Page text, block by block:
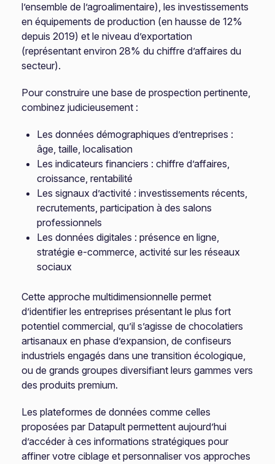
l’ensemble de l’agroalimentaire), les investissements
en équipements de production (en hausse de 12%
depuis 2019) et le niveau d’exportation
(représentant environ 28% du chiffre d’affaires du
secteur).
Pour construire une base de prospection pertinente,
combinez judicieusement :
Les données démographiques d’entreprises :
âge, taille, localisation
Les indicateurs financiers : chiffre d’affaires,
croissance, rentabilité
Les signaux d’activité : investissements récents,
recrutements, participation à des salons
professionnels
Les données digitales : présence en ligne,
stratégie e-commerce, activité sur les réseaux
sociaux
Cette approche multidimensionnelle permet
d’identifier les entreprises présentant le plus fort
potentiel commercial, qu’il s’agisse de chocolatiers
artisanaux en phase d’expansion, de confiseurs
industriels engagés dans une transition écologique,
ou de grands groupes diversifiant leurs gammes vers
des produits premium.
Les plateformes de données comme celles
proposées par Datapult permettent aujourd’hui
d’accéder à ces informations stratégiques pour
affiner votre ciblage et personnaliser vos approches